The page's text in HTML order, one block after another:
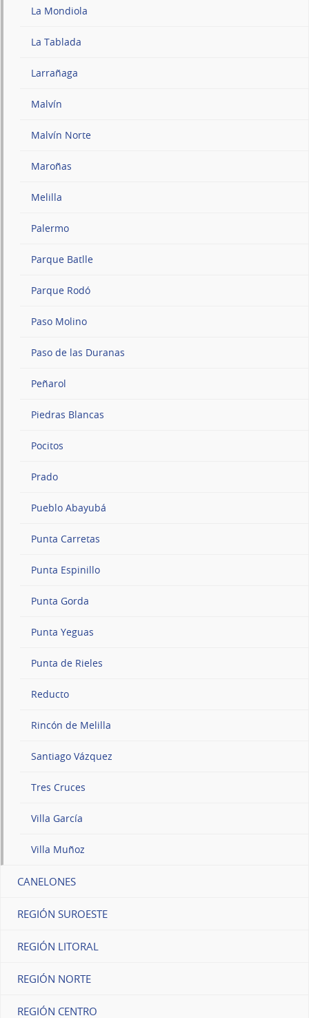
La Mondiola
La Tablada
Larrañaga
Malvín
Malvín Norte
Maroñas
Melilla
Palermo
Parque Batlle
Parque Rodó
Paso Molino
Paso de las Duranas
Peñarol
Piedras Blancas
Pocitos
Prado
Pueblo Abayubá
Punta Carretas
Punta Espinillo
Punta Gorda
Punta Yeguas
Punta de Rieles
Reducto
Rincón de Melilla
Santiago Vázquez
Tres Cruces
Villa García
Villa Muñoz
CANELONES
REGIÓN SUROESTE
REGIÓN LITORAL
REGIÓN NORTE
REGIÓN CENTRO